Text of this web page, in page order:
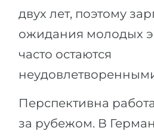
двух лет, поэтому
ожидания молодых
часто остаются
Перспективна
за рубежом. В